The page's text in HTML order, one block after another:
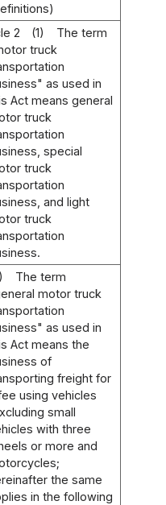
2 (1)
The term
truck
as used in
Act means general
truck
special
truck
and light
truck
The term
motor truck
as used in
Act means the
of
freight for
using vehicles
small
with three
or more and
the same
in the following